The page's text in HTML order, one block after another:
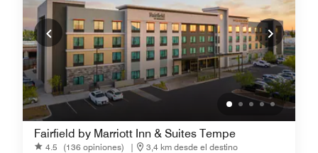
Fairfield by Marriott Inn & Suites Tempe
4.5 (136 opiniones) |
3,4 km desde el destino